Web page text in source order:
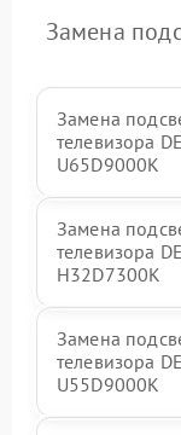
Замена
Замена
телевизора
U65D9000K
Замена
телевизора
H32D7300K
Замена
телевизора
U55D9000K